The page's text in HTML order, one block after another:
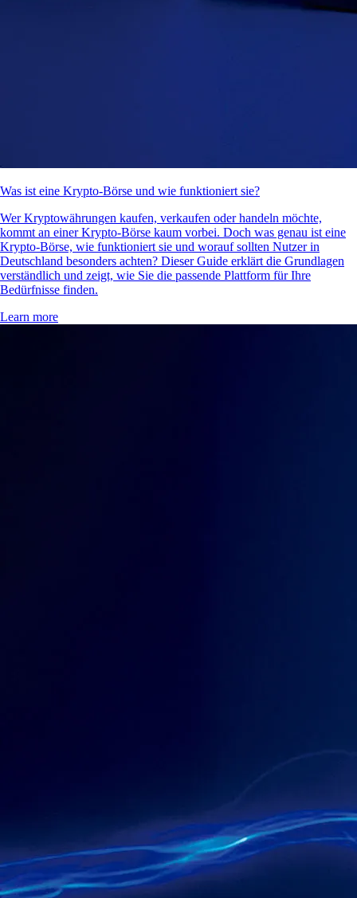
Was ist eine Krypto-Börse und wie funktioniert sie?
Wer Kryptowährungen kaufen, verkaufen oder handeln möchte,
kommt an einer Krypto-Börse kaum vorbei. Doch was genau ist eine
Krypto-Börse, wie funktioniert sie und worauf sollten Nutzer in
Deutschland besonders achten? Dieser Guide erklärt die Grundlagen
verständlich und zeigt, wie Sie die passende Plattform für Ihre
Bedürfnisse finden.
Learn more